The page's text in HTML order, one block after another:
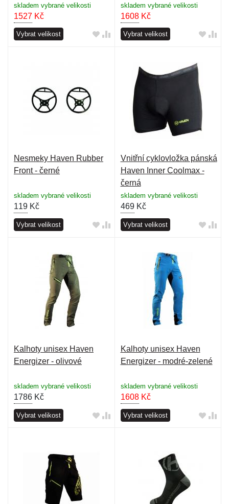
skladem vybrané velikosti
1527 Kč
Vybrat velikost
skladem vybrané velikosti
1608Kč
Vybrat velikost
Nesmeky Haven Rubber
Front - černé
skladem vybrané velikosti
119 Kč
Vybrat velikost
Vnitřní cyklovložka pánská
Haven Inner Coolmax -
černá
skladem vybrané velikosti
469Kč
Vybrat velikost
Kalhoty unisex Haven
Energizer - olivové
skladem vybrané velikosti
1786 Kč
Vybrat velikost
Kalhoty unisex Haven
Energizer - modré-zelené
skladem vybrané velikosti
1608Kč
Vybrat velikost